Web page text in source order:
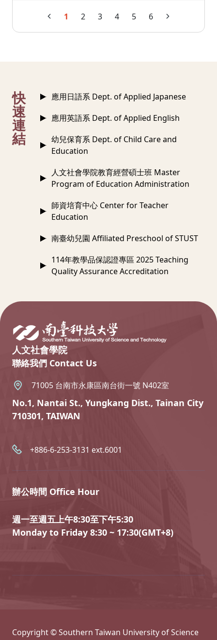
1 2 3 4 5 6
快
速
連
結
應用日語系 Dept. of Applied Japanese
應用英語系 Dept. of Applied English
幼兒保育系 Dept. of Child Care and
Education
人文社會學院教育經營碩士班 Master
Program of Education Administration
師資培育中心 Center for Teacher
Education
南臺幼兒園 Affiliated Preschool of STUST
114年教學品保認證專區 2025 Teaching
Quality Assurance Accreditation
人文社會學院
聯絡我們 Contact Us
71005 台南市永康區南台街一號 N402室
No.1, Nantai St., Yungkang Dist., Tainan City
710301, TAIWAN
+886-6-253-3131 ext.6001
辦公時間 Office Hour
週一至週五上午8:30至下午5:30
Monday to Friday 8:30 ~ 17:30(GMT+8)
Copyright © Southern Taiwan University of Science